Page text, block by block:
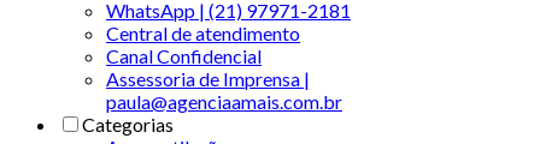
WhatsApp | (21) 97971-2181
Central de atendimento
Canal Confidencial
Assessoria de Imprensa |
paula@agenciaamais.com.br
Categorias